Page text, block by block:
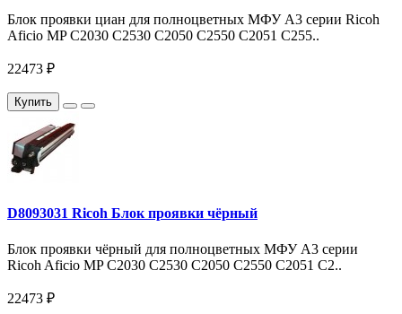
Блок проявки циан для полноцветных МФУ A3 серии Ricoh
Aficio MP C2030 C2530 C2050 C2550 С2051 С255..
22473 ₽
Купить
D8093031 Ricoh Блок проявки чёрный
Блок проявки чёрный для полноцветных МФУ A3 серии
Ricoh Aficio MP C2030 C2530 C2050 C2550 С2051 С2..
22473 ₽